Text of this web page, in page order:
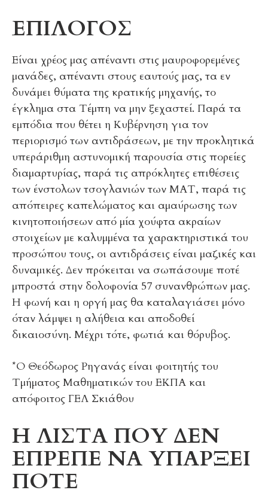
ΕΠΙΛΟΓΟΣ
Είναι χρέος μας απέναντι στις μαυροφορεμένες
μανάδες, απέναντι στους εαυτούς μας, τα εν
δυνάμει θύματα της κρατικής μηχανής, το
έγκλημα στα Τέμπη να μην ξεχαστεί. Παρά τα
εμπόδια που θέτει η Κυβέρνηση για τον
περιορισμό των αντιδράσεων, με την προκλητικά
υπεράριθμη αστυνομική παρουσία στις πορείες
διαμαρτυρίας, παρά τις απρόκλητες επιθέσεις
των ένστολων τσογλανιών των ΜΑΤ, παρά τις
απόπειρες καπελώματος και αμαύρωσης των
κινητοποιήσεων από μία χούφτα ακραίων
στοιχείων με καλυμμένα τα χαρακτηριστικά του
προσώπου τους, οι αντιδράσεις είναι μαζικές και
δυναμικές. Δεν πρόκειται να σωπάσουμε ποτέ
μπροστά στην δολοφονία 57 συνανθρώπων μας.
Η φωνή και η οργή μας θα καταλαγιάσει μόνο
όταν λάμψει η αλήθεια και αποδοθεί
δικαιοσύνη. Μέχρι τότε, φωτιά και θόρυβος.
*Ο Θεόδωρος Ρηγανάς είναι φοιτητής του
Τμήματος Μαθηματικών του ΕΚΠΑ και
απόφοιτος ΓΕΛ Σκιάθου
Η ΛΙΣΤΑ ΠΟΥ ΔΕΝ
ΕΠΡΕΠΕ ΝΑ ΥΠΑΡΞΕΙ
ΠΟΤΕ